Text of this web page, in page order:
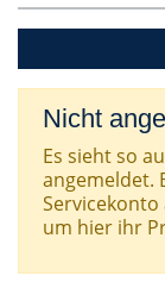
Nicht
Es sieht so
angemeldet.
um hier ihr